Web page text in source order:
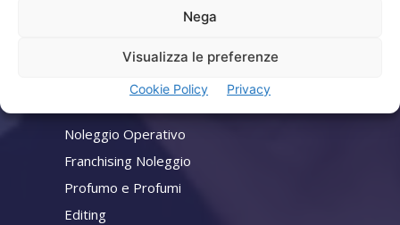
Nega
Visualizza le preferenze
Cookie Policy Privacy
Consulenza Aziendale
Noleggio Operativo
Franchising Noleggio
Profumo e Profumi
Editing